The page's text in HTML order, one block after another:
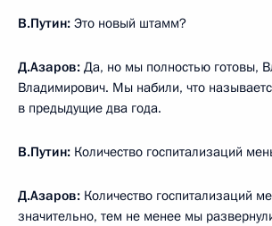
В.Путин: Это новый штамм?
Д.Азаров: Да, но мы полностью готовы,
Владимирович. Мы набили, что
в предыдущие два года.
В.Путин: Количество госпитализаций
Д.Азаров: Количество госпитализаций
значительно, тем не менее мы